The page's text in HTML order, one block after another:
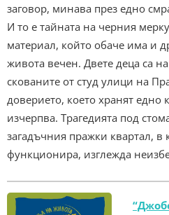
заговор, минава през едно
И то е тайната на черния
материал, който обаче има и
живота вечен. Двете деца са
скованите от студ улици на
доверието, което хранят едно
изчерпва. Трагедията под
загадъчния пражки квартал, в
функционира, изглежда